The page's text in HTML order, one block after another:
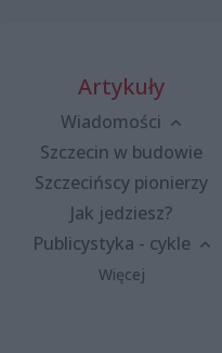
Artykuły
Wiadomości
Szczecin w budowie
Szczecińscy pionierzy
Jak jedziesz?
Publicystyka - cykle
Więcej